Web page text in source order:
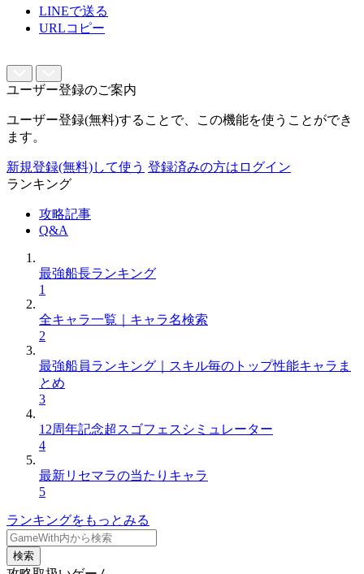
LINEで送る
URLコピー
ユーザー登録のご案内
ユーザー登録(無料)することで、この機能を使うことができ
ます。
新規登録(無料)して使う 登録済みの方はログイン
ランキング
攻略記事
Q&A
最強船長ランキング
1
全キャラ一覧｜キャラ名検索
2
最強船員ランキング｜スキル毎のトップ性能キャラま
とめ
3
12周年記念超スゴフェスシミュレーター
4
最新リセマラの当たりキャラ
5
ランキングをもっとみる
検索